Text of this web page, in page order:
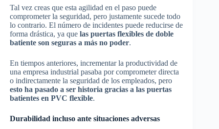
Tal vez creas que esta agilidad en el paso puede
comprometer la seguridad, pero justamente sucede todo
lo contrario. El número de incidentes puede reducirse de
forma drástica, ya que las puertas flexibles de doble
batiente son seguras a más no poder.
En tiempos anteriores, incrementar la productividad de
una empresa industrial pasaba por comprometer directa
o indirectamente la seguridad de los empleados, pero
esto ha pasado a ser historia gracias a las puertas
batientes en PVC flexible.
Durabilidad incluso ante situaciones adversas